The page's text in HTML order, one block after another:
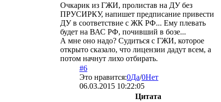
Очкарик из ГЖИ, пролистав на ДУ без
ПРУСИРКУ, напишет предписание привести
ДУ в соответствие с ЖК РФ... Ему плевать
будет на ВАС РФ, почивший в бозе...
А мне оно надо? Судиться с ГЖИ, которое
открыто сказало, что лицензии дадут всем, а
потом начнут лихо отбирать.
#6
Это нравится:0Да/0Нет
06.03.2015 10:22:05
Цитата